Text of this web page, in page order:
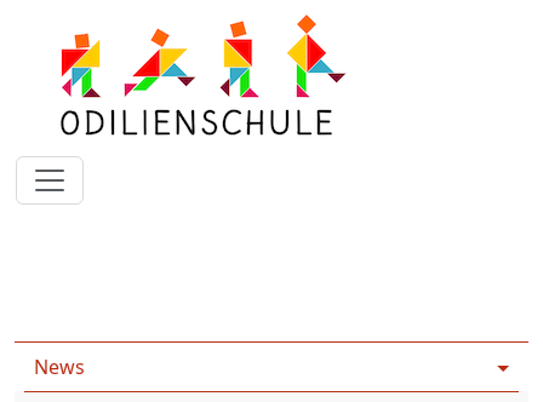
News